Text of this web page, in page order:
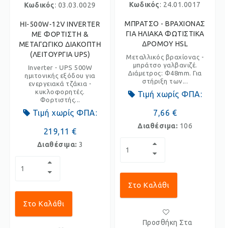
Κωδικός: 03.03.0029
HI-500W-12V INVERTER
ΜΕ ΦΟΡΤΙΣΤΗ &
ΜΕΤΑΓΩΓΙΚΟ ΔΙΑΚΟΠΤΗ
(ΛΕΙΤΟΥΡΓΙΑ UPS)
Inverter - UPS 500W
ημιτονικής εξόδου για
ενεργειακά τζάκια -
κυκλοφορητές.
Φορτιστής...
Τιμή χωρίς ΦΠΑ:
219,11 €
Διαθέσιμα: 3
Στο Καλάθι
Κωδικός: 24.01.0017
ΜΠΡΑΤΣΟ - ΒΡΑΧΙΟΝΑΣ
ΓΙΑ ΗΛΙΑΚΑ ΦΩΤΙΣΤΙΚΑ
ΔΡΟΜΟΥ HSL
Μεταλλικός βραχίονας -
μπράτσο γαλβανιζέ.
Διάμετρος: Φ48mm. Για
στήριξη των...
Τιμή χωρίς ΦΠΑ:
7,66 €
Διαθέσιμα: 106
Στο Καλάθι
Προσθήκη Στα